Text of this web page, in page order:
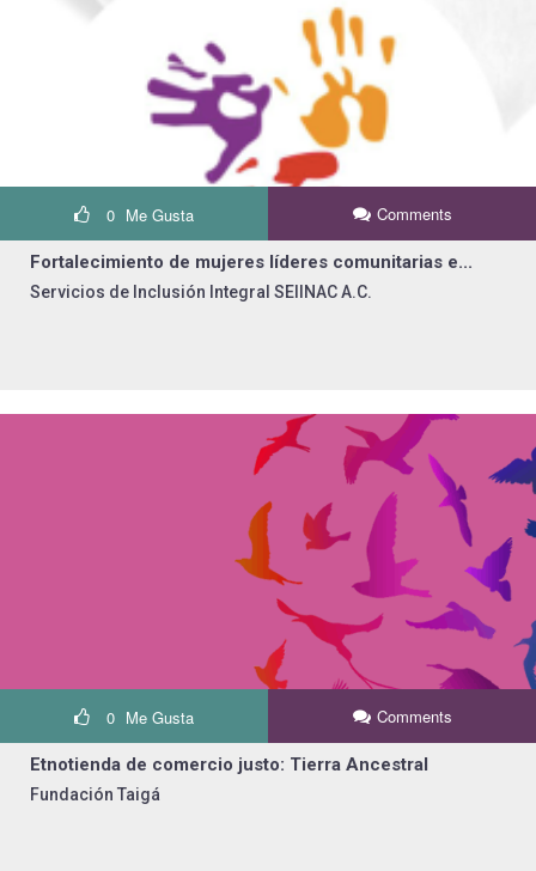
0 Me Gusta Comments
Fortalecimiento de mujeres líderes comunitarias e...
Servicios de Inclusión Integral SEIINAC A.C.
0 Me Gusta Comments
Etnotienda de comercio justo: Tierra Ancestral
Fundación Taigá